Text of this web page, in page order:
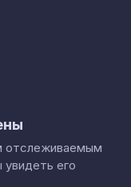
отслеживаемым
его